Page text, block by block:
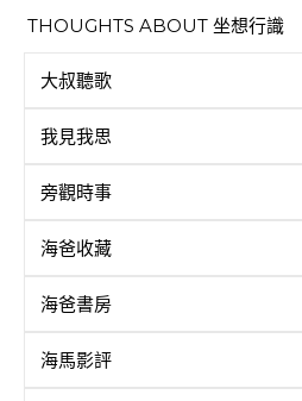
THOUGHTS ABOUT 坐想行識
大叔聽歌
我見我思
旁觀時事
海爸收藏
海爸書房
海馬影評